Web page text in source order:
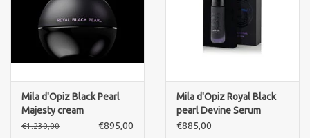
Mila d'Opiz Black Pearl
Majesty cream
€1.230,00 €895,00
Mila d'Opiz Royal Black
pearl Devine Serum
€885,00